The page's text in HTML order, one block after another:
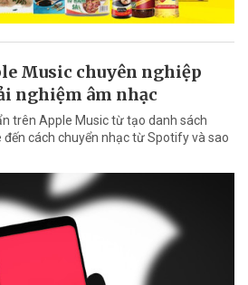
Music chuyên nghiệp
nghiệm âm nhạc
trên Apple Music từ tạo danh sách
cách chuyển nhạc từ Spotify và sao